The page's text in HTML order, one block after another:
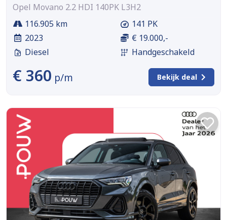
Opel Movano 2.2 HDI 140PK L3H2
116.905 km
2023
Diesel
141 PK
€ 19.000,-
Handgeschakeld
€ 360 p/m Bekijk deal